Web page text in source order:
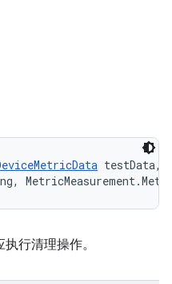
testData,
行清理操作。